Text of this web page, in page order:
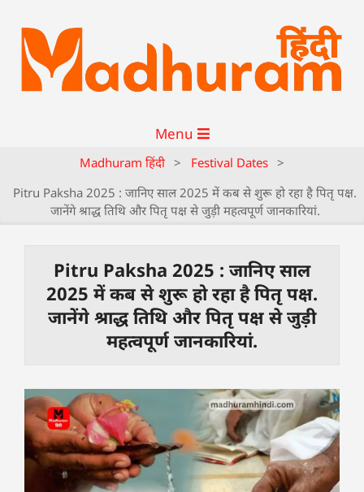
Menu
Madhuram हिंदी > Festival Dates >
Pitru Paksha 2025 : जानिए साल 2025 में कब से शुरू हो रहा है पितृ पक्ष.
जानेंगे श्राद्ध तिथि और पितृ पक्ष से जुड़ी महत्वपूर्ण जानकारियां.
Pitru Paksha 2025 : जानिए साल
2025 में कब से शुरू हो रहा है पितृ पक्ष.
जानेंगे श्राद्ध तिथि और पितृ पक्ष से जुड़ी
महत्वपूर्ण जानकारियां.